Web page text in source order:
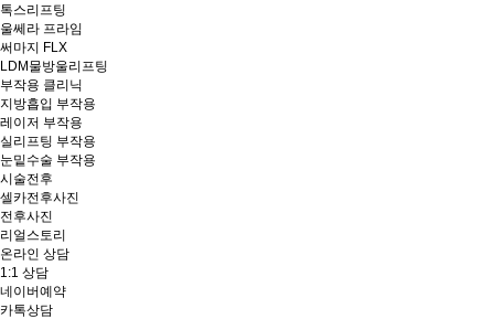
톡스리프팅
울쎄라 프라임
써마지 FLX
LDM물방울리프팅
부작용 클리닉
지방흡입 부작용
레이저 부작용
실리프팅 부작용
눈밑수술 부작용
시술전후
셀카전후사진
전후사진
리얼스토리
온라인 상담
1:1 상담
네이버예약
카톡상담